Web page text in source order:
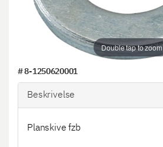
Double tap to zoom
#8-1250620001
Beskrivelse
Planskive fzb